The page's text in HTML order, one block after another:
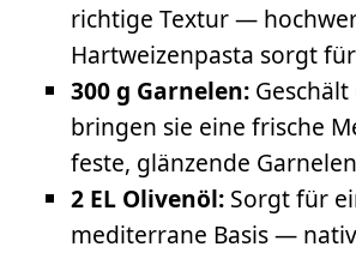
richtige Textur —
Hartweizenpasta sorgt
300 g Garnelen:
bringen sie eine frische
feste, glänzende
2 EL Olivenöl: Sorgt für
mediterrane Basis —